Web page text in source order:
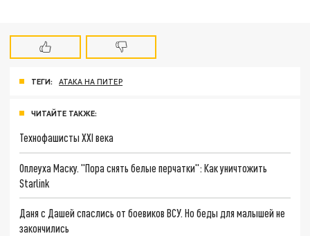
ТЕГИ: АТАКА НА ПИТЕР
ЧИТАЙТЕ ТАКЖЕ:
Технофашисты XXI века
Оплеуха Маску. "Пора снять белые перчатки": Как уничтожить
Starlink
Даня с Дашей спаслись от боевиков ВСУ. Но беды для малышей не
закончились